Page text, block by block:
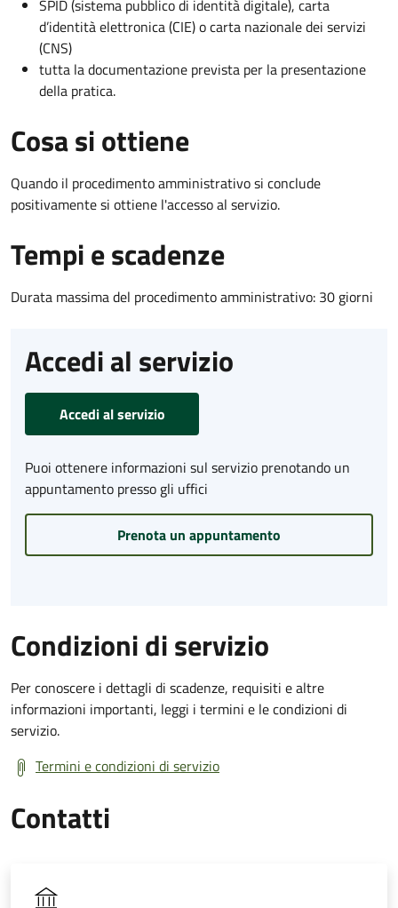
SPID (sistema pubblico di identità digitale), carta
d’identità elettronica (CIE) o carta nazionale dei servizi
(CNS)
tutta la documentazione prevista per la presentazione
della pratica.
Cosa si ottiene
Quando il procedimento amministrativo si conclude
positivamente si ottiene l'accesso al servizio.
Tempi e scadenze
Durata massima del procedimento amministrativo: 30 giorni
Accedi al servizio
Accedi al servizio
Puoi ottenere informazioni sul servizio prenotando un
appuntamento presso gli uffici
Prenota un appuntamento
Condizioni di servizio
Per conoscere i dettagli di scadenze, requisiti e altre
informazioni importanti, leggi i termini e le condizioni di
servizio.
Termini e condizioni di servizio
Contatti